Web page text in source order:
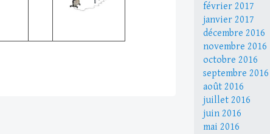
février 2017
janvier 2017
décembre 2016
novembre 2016
octobre 2016
septembre 2016
août 2016
juillet 2016
juin 2016
mai 2016